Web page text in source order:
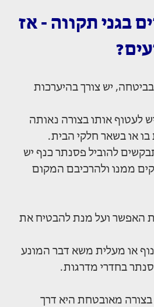
בגני תקווה - אז
יש צורך בהיערכות
לעטוף אותו בצורה נאותה
בו או בשאר חלקי הבית.
להוביל פסנתר כנף יש
ממנו ולהרכיבם המקום
האפשר ועל מנת להבטיח את
או מעלית משא דבר המונע
בחדרי מדרגות.
מאובטחת היא דרך